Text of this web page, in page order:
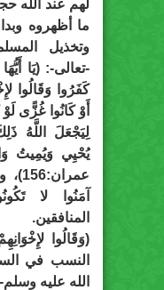
لهم عند الله
ما أظهروه
وتخذيل
-تعالى-: (يَا
كَفَرُوا وَقَالُوا
أَوْ كَانُوا غُزًّى لَوْ
لِيَجْعَلَ اللَّهُ
يُحْيِي وَيُمِيتُ
آمَنُوا لا
المنافقين.
(وَقَالُوا
النسب في
الله عليه